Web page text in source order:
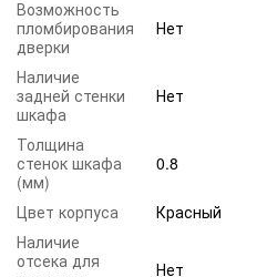
Возможность
пломбирования
дверки
Нет
Наличие
задней стенки
шкафа
Нет
Толщина
стенок шкафа
(мм)
0.8
Цвет корпуса
Красный
Наличие
отсека для
Нет